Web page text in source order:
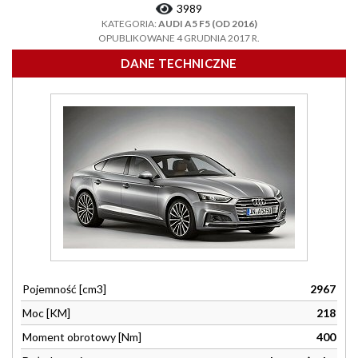
3989
KATEGORIA: AUDI A5 F5 (OD 2016)
OPUBLIKOWANE 4 GRUDNIA 2017 R.
DANE TECHNICZNE
Pojemność [cm3]
2967
Moc [KM]
218
Moment obrotowy [Nm]
400